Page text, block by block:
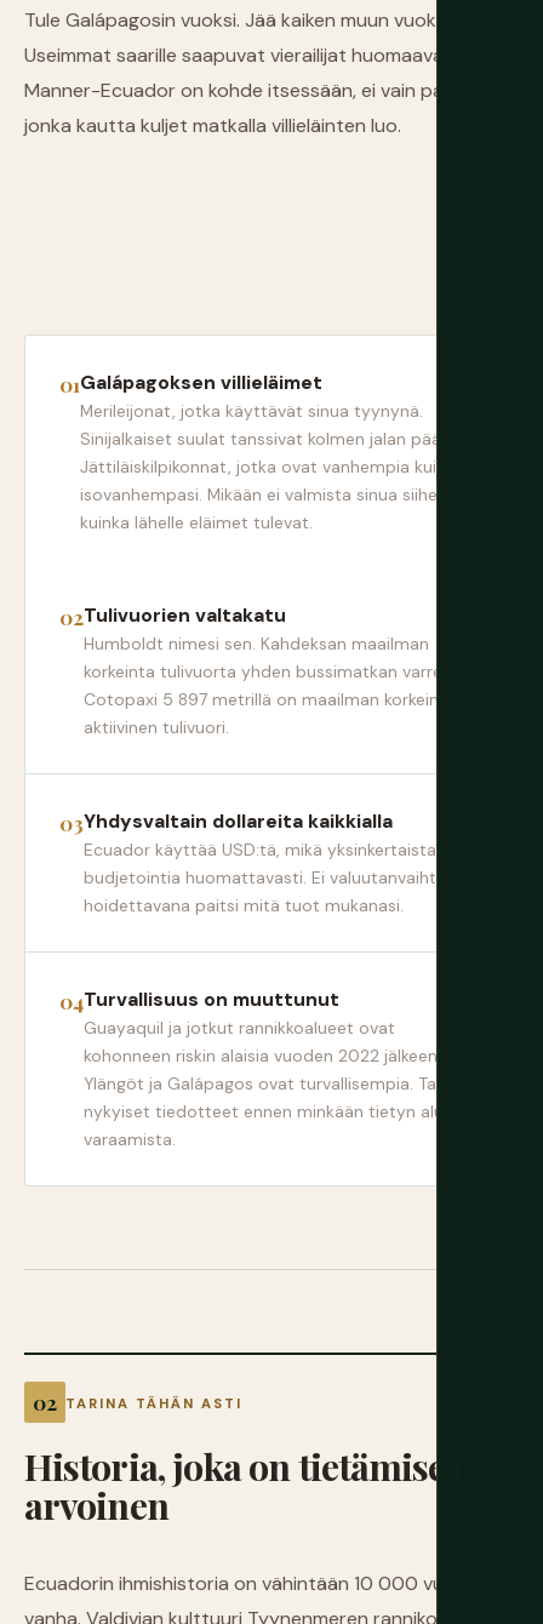
Tule Galápagosin vuoksi. Jää kaiken muun vuoksi.
Useimmat saarille saapuvat vierailijat huomaavat, että
Manner-Ecuador on kohde itsessään, ei vain paikka,
jonka kautta kuljet matkalla villieläinten luo.
Galápagoksen villieläimet
Merileijonat, jotka käyttävät sinua tyynynä.
Sinijalkaiset suulat tanssivat kolmen jalan päässä.
Jättiläiskilpikonnat, jotka ovat vanhempia kuin
isovanhempasi. Mikään ei valmista sinua siihen,
kuinka lähelle eläimet tulevat.
Tulivuorien valtakatu
Humboldt nimesi sen. Kahdeksan maailman
korkeinta tulivuorta yhden bussimatkan varrella.
Cotopaxi 5 897 metrillä on maailman korkein
aktiivinen tulivuori.
Yhdysvaltain dollareita kaikkialla
Ecuador käyttää USD:tä, mikä yksinkertaistaa
budjetointia huomattavasti. Ei valuutanvaihtoa
hoidettavana paitsi mitä tuot mukanasi.
Turvallisuus on muuttunut
Guayaquil ja jotkut rannikkoalueet ovat
kohonneen riskin alaisia vuoden 2022 jälkeen.
Ylängöt ja Galápagos ovat turvallisempia. Tarkista
nykyiset tiedotteet ennen minkään tietyn alueen
varaamista.
TARINA TÄHÄN ASTI
Historia, joka on tietämisen
arvoinen
Ecuadorin ihmishistoria on vähintään 10 000 vuotta
vanha. Valdivian kulttuuri Tyynenmeren rannikolla,